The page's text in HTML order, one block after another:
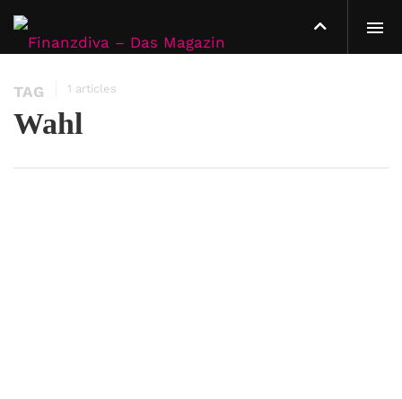
TAG 1 articles
Wahl